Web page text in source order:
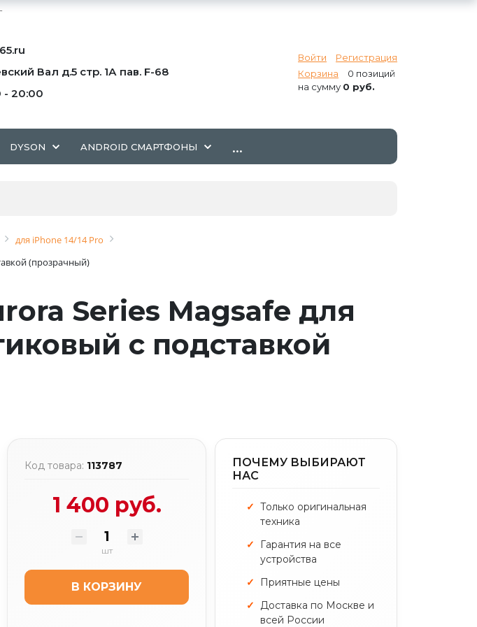
Войти
Регистрация
Корзина
0 позиций
на сумму 0 руб.
Вал д.5 стр. 1А пав. F-68
- 20:00
DYSON ANDROID СМАРТФОНЫ ...
для iPhone 14/14 Pro
(прозрачный)
Series Magsafe для
с подставкой
Код товара: 113787
1 400 руб.
шт
В КОРЗИНУ
ПОЧЕМУ ВЫБИРАЮТ
НАС
Только оригинальная
техника
Гарантия на все
устройства
Приятные цены
Доставка по Москве и
всей России